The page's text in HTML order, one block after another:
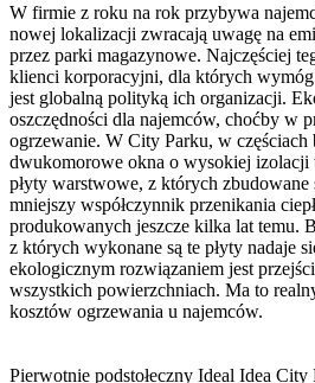
W firmie z roku na rok przybywa
nowej lokalizacji zwracają uwagę na
przez parki magazynowe. Najczęściej
klienci korporacyjni, dla których
jest globalną polityką ich organizacji.
oszczędności dla najemców, choćby w
ogrzewanie. W City Parku, w częściach
dwukomorowe okna o wysokiej izolacji
płyty warstwowe, z których zbudowane
mniejszy współczynnik przenikania
produkowanych jeszcze kilka lat temu.
z których wykonane są te płyty nadaje
ekologicznym rozwiązaniem jest
wszystkich powierzchniach. Ma to
kosztów ogrzewania u najemców.
Pierwotnie podstołeczny Ideal Idea City